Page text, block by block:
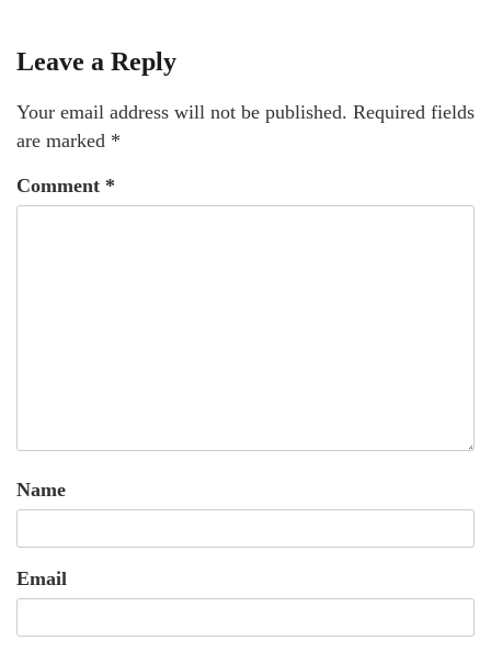
Leave a Reply
Your email address will not be published. Required fields
are marked *
Comment *
Name
Email